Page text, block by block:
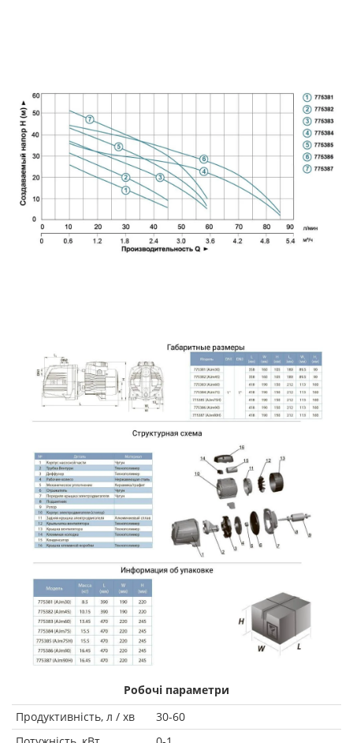
Робочі параметри
Продуктивність, л / хв
30-60